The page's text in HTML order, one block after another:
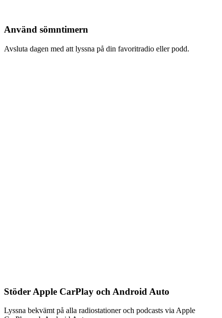
Använd sömntimern
Avsluta dagen med att lyssna på din favoritradio eller podd.
Stöder Apple CarPlay och Android Auto
Lyssna bekvämt på alla radiostationer och podcasts via Apple